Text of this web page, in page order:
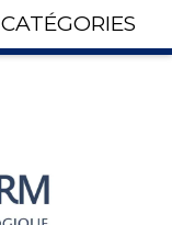
CATÉGORIES